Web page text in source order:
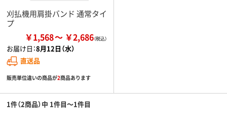
刈払機用肩掛バンド 通常タイ
プ
￥1,568 ￥2,686
お届け日：8月12日（水）
直送品
販売単位違いの商品が2商品あります
1件（2商品）中 1件目～1件目